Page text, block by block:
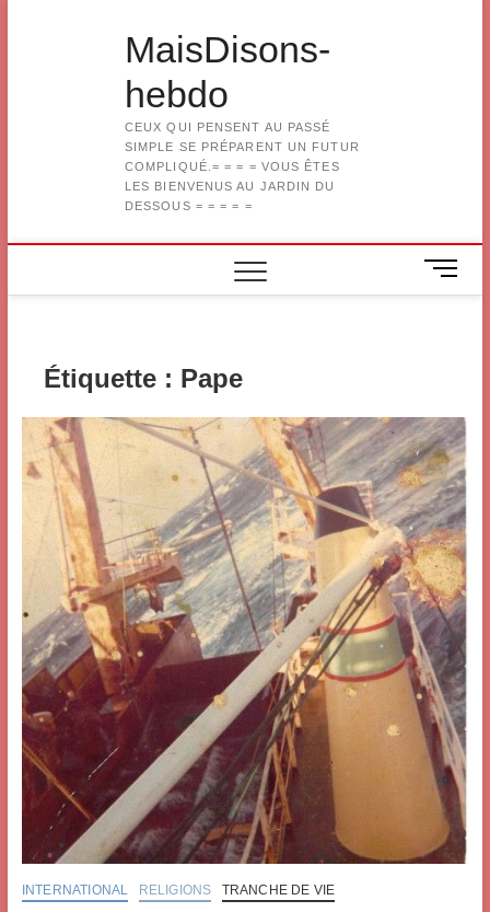
MaisDisons-
hebdo
CEUX QUI PENSENT AU PASSÉ
SIMPLE SE PRÉPARENT UN FUTUR
COMPLIQUÉ.= = = = VOUS ÊTES
LES BIENVENUS AU JARDIN DU
DESSOUS = = = = =
M
e
t
o
n
Étiquette : Pape
INTERNATIONAL RELIGIONS TRANCHE DE VIE